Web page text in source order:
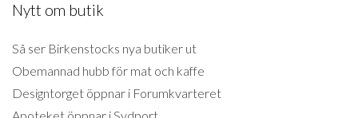
Nytt om butik
Så ser Birkenstocks nya butiker ut
Obemannad hubb för mat och kaffe
Designtorget öppnar i Forumkvarteret